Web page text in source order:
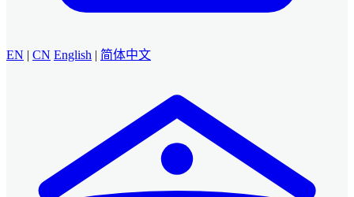
EN | CN English | 简体中文